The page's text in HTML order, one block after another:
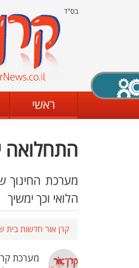
בס"ד
ראשי
התחלואה
מערכת החינוך
הלואי וכך ימשיך
קרן אור חדשות בית
מערכת
X סגירה
מצב שחור - לבן קביעת